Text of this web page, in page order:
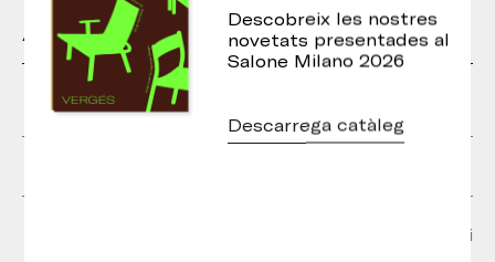
Altres models de la col·lecció
amb mecanisme giratori
Descobreix les nostres
novetats presentades al
Salone Milano 2026
Descarrega catàleg